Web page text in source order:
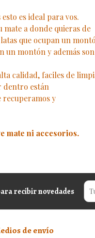
es ideal para vos.
a donde quieras de
que ocupan un
un montón y además son
calidad, faciles de
dentro están
recuperamos y
mate ni accesorios.
recibir novedades
de envío